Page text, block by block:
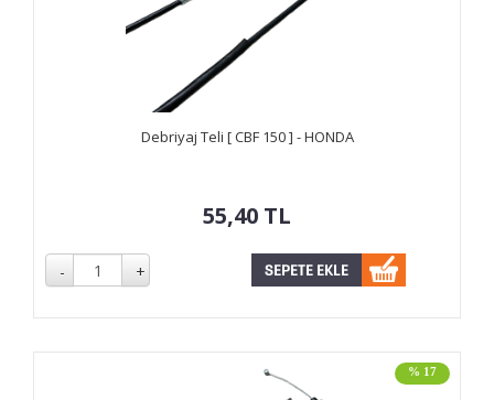
Debriyaj Teli [ CBF 150 ] - HONDA
55,40 TL
% 17